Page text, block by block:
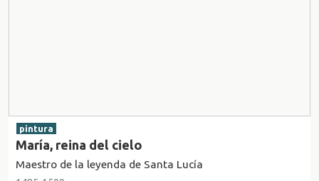
pintura
María, reina del cielo
Maestro de la leyenda de Santa Lucía